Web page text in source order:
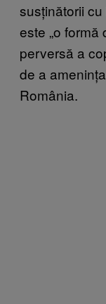
susținătorii
este „o
perversă a
de a
România.